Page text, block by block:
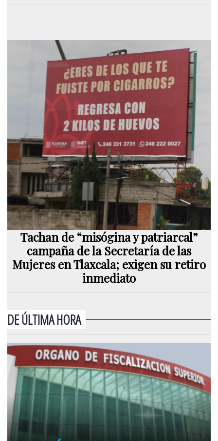
Tachan de “misógina y patriarcal”
campaña de la Secretaría de las
Mujeres en Tlaxcala; exigen su retiro
inmediato
DE ÚLTIMA HORA